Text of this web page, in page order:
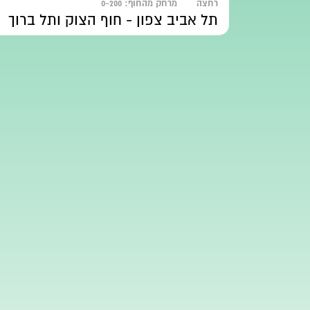
רחצה מרחק מהחוף: 0-200
תל אביב צפון - חוף הצוק ותל ברוך